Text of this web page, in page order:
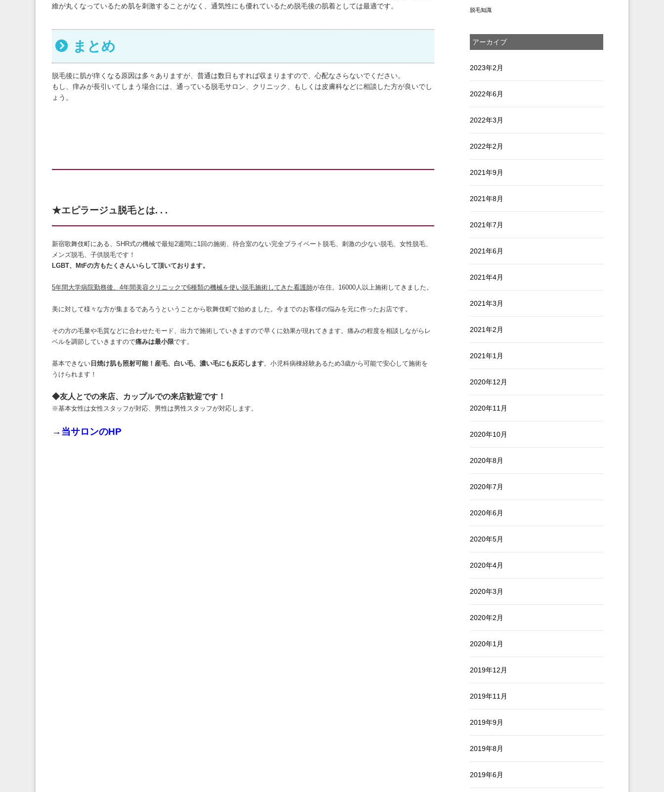
維が丸くなっているため肌を刺激することがなく、通気性にも優れているため脱毛後の肌着としては最適です。
まとめ
脱毛後に肌が痒くなる原因は多々ありますが、普通は数日もすれば収まりますので、心配なさらないでください。
もし、痒みが長引いてしまう場合には、通っている脱毛サロン、クリニック、もしくは皮膚科などに相談した方が良いでし
ょう。
★エピラージュ脱毛とは. . .
新宿歌舞伎町にある、SHR式の機械で最短2週間に1回の施術、待合室のない完全プライベート脱毛、刺激の少ない脱毛、女性脱毛、
メンズ脱毛、子供脱毛です！
LGBT、MtFの方もたくさんいらして頂いております。
5年間大学病院勤務後、4年間美容クリニックで6種類の機械を使い脱毛施術してきた看護師が在住。16000人以上施術してきました。
美に対して様々な方が集まるであろうということから歌舞伎町で始めました。今までのお客様の悩みを元に作ったお店です。
その方の毛量や毛質などに合わせたモード、出力で施術していきますので早くに効果が現れてきます。痛みの程度を相談しながらレ
ベルを調節していきますので痛みは最小限です。
基本できない 日焼け肌も照射可能！産毛、白い毛、濃い毛にも反応します。小児科病棟経験あるため3歳から可能で安心して施術を
うけられます！
◆友人とでの来店、カップルでの来店歓迎です！
※基本女性は女性スタッフが対応、男性は男性スタッフが対応します。
→ 当サロンのHP
脱毛知識
アーカイブ
2023年2月
2022年6月
2022年3月
2022年2月
2021年9月
2021年8月
2021年7月
2021年6月
2021年4月
2021年3月
2021年2月
2021年1月
2020年12月
2020年11月
2020年10月
2020年8月
2020年7月
2020年6月
2020年5月
2020年4月
2020年3月
2020年2月
2020年1月
2019年12月
2019年11月
2019年9月
2019年8月
2019年6月